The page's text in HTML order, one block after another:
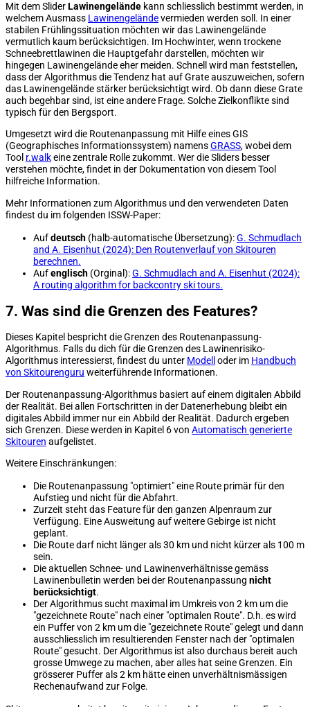
Mit dem SliderLawinengelände kann schliesslich bestimmt werden, in
welchem Ausmass Lawinengeländevermieden werden soll. In einer
stabilen Frühlingssituation möchten wir das Lawinengelände
vermutlich kaum berücksichtigen. Im Hochwinter, wenn trockene
Schneebrettlawinen die Hauptgefahr darstellen, möchten wir
hingegen Lawinengelände eher meiden. Schnell wird man feststellen,
dass der Algorithmus die Tendenz hat auf Grate auszuweichen, sofern
das Lawinengelände stärker berücksichtigt wird. Ob dann diese Grate
auch begehbar sind, ist eine andere Frage. Solche Zielkonflikte sind
typisch für den Bergsport.
Umgesetzt wird die Routenanpassung mit Hilfe eines GIS
(Geographisches Informationssystem) namensGRASS, wobei dem
Tool r.walkeine zentrale Rolle zukommt. Wer die Sliders besser
verstehen möchte, findet in der Dokumentation von diesem Tool
hilfreiche Information.
Mehr Informationen zum Algorithmus und den verwendeten Daten
findest du im folgenden ISSW-Paper:
Aufdeutsch (halb-automatische Übersetzung):G. Schmudlach
and A. Eisenhut (2024): Den Routenverlauf von Skitouren
berechnen.
Aufenglisch (Orginal):G. Schmudlach and A. Eisenhut (2024):
A routing algorithm for backcontry ski tours.
7. Was sind die Grenzen des Features?
Dieses Kapitel bespricht die Grenzen des Routenanpassung-
Algorithmus. Falls du dich für die Grenzen des Lawinenrisiko-
Algorithmus interessierst, findest du unter Modell oder im Handbuch
von Skitourenguru weiterführende Informationen.
Der Routenanpassung-Algorithmus basiert auf einem digitalen Abbild
der Realität. Bei allen Fortschritten in der Datenerhebung bleibt ein
digitales Abbild immer nur ein Abbild der Realität. Dadurch ergeben
sich Grenzen. Diese werden in Kapitel 6 von Automatisch generierte
Skitouren aufgelistet.
Weitere Einschränkungen:
Die Routenanpassung "optimiert" eine Route primär für den
Aufstieg und nicht für die Abfahrt.
Zurzeit steht das Feature für den ganzen Alpenraum zur
Verfügung. Eine Ausweitung auf weitere Gebirge ist nicht
geplant.
Die Route darf nicht länger als 30 km und nicht kürzer als 100 m
sein.
Die aktuellen Schnee- und Lawinenverhältnisse gemäss
Lawinenbulletin werden bei der Routenanpassung nicht
berücksichtigt.
Der Algorithmus sucht maximal im Umkreis von 2 km um die
"gezeichnete Route" nach einer "optimalen Route". D.h. es wird
ein Puffer von 2 km um die "gezeichnete Route" gelegt und dann
ausschliesslich im resultierenden Fenster nach der "optimalen
Route" gesucht. Der Algorithmus ist also durchaus bereit auch
grosse Umwege zu machen, aber alles hat seine Grenzen. Ein
grösserer Puffer als 2 km hätte einen unverhältnismässigen
Rechenaufwand zur Folge.